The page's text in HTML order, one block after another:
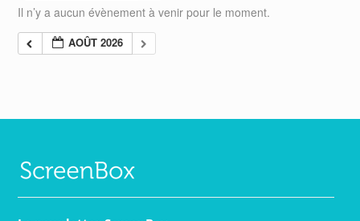
Il n’y a aucun évènement à venir pour le moment.
AOÛT 2026